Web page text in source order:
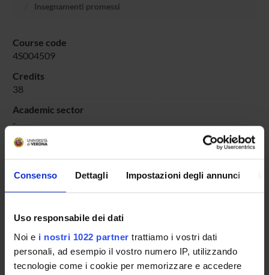
Consenso Dettagli Impostazioni degli annunci
Uso responsabile dei dati
Noi e i nostri 1022 partner trattiamo i vostri dati
personali, ad esempio il vostro numero IP, utilizzando
tecnologie come i cookie per memorizzare e accedere
Insegnamenti promessi
Course code
4S004509
Credits
38
Academic sector
-
Degree Programme
Courses
Notices
Governing bodies